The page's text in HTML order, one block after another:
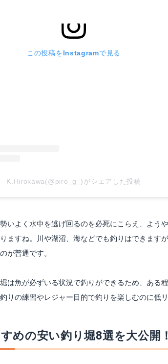
この投稿をInstagramで見る
K.Hirokawa(@piro_g_)がシェアした投稿
いよく水中を逃げ回るのを必死にこらえ、よう
ますね。川や湖沼、海などでも釣りはできます
が普通です。
は魚が必ずいる状況で釣りができるため、ある
りの練習やレジャー目的で釣りを楽しむのに低
めの安い釣り堀8選を大公開！